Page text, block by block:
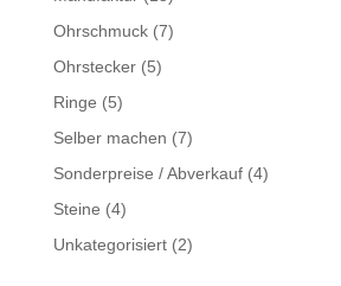
Ohrschmuck(7)
Ohrstecker(5)
Ringe (5)
Selber machen (7)
Sonderpreise / Abverkauf(4)
Steine (4)
Unkategorisiert(2)